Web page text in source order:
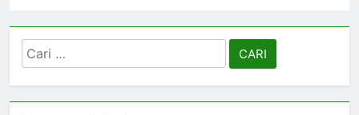
Cari
untuk: